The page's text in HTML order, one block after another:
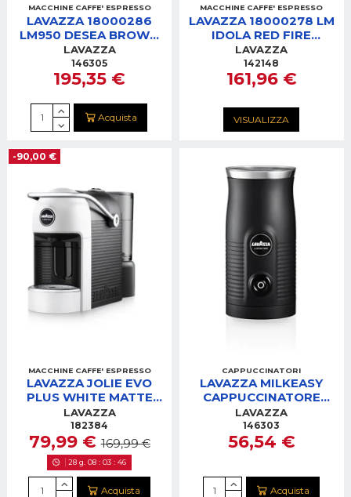
MACCHINE CAFFE' ESPRESSO
LAVAZZA 18000286
LM950 DESEA BROWN
WALNUT MACCHINA
CAFFE'
LAVAZZA
146305
195,35 €
Acquista
MACCHINE CAFFE' ESPRESSO
LAVAZZA 18000278 LM
IDOLA RED FIRE
MACCHINA CAFFE'
LAVAZZA
142148
161,96 €
VISUALIZZA
-90,00 €
MACCHINE CAFFE' ESPRESSO
LAVAZZA JOLIE EVO
PLUS WHITE MATTE
MACCHINA CAFFE'
LAVAZZA
182384
79,99 €169,99 €
28 g. 08 :03 :45
Acquista
CAPPUCCINATORI
LAVAZZA MILKEASY
CAPPUCCINATORE
NERO
LAVAZZA
146303
56,54 €
Acquista